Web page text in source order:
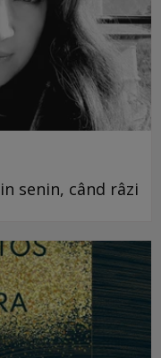
senin, când râzi